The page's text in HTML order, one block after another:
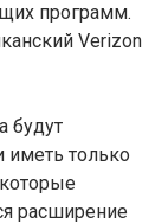
программ.
Verizon
будут
иметь только
расширение